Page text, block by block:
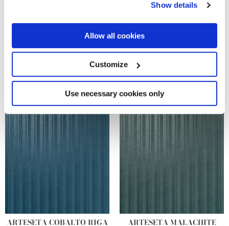
If you allow, we would also like to:
Collect information about your geographical
location which can be accurate to within several
Identify your device by actively scanning it for
specific characteristics (fingerprinting)
Find out more about how your personal data is processed
and set your preferences in thedetails section.
We use cookies to personalise content and ads, to
provide social media features and to analyse our traffic.
We also share information about your use of our site with
Show details
Allow all cookies
Customize
Use necessary cookies only
ARTESETA COBALTO RIGA ARTESETA MALACHITE